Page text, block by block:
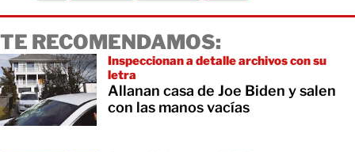
TE RECOMENDAMOS:
Inspeccionan a detalle archivos con su
letra
Allanan casa de Joe Biden y salen
con las manos vacías